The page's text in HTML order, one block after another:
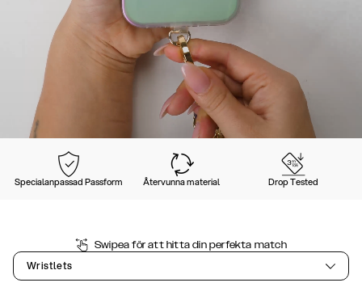
Specialanpassad Passform Återvunna material Drop Tested
Swipea för att hitta din perfekta match
Wristlets